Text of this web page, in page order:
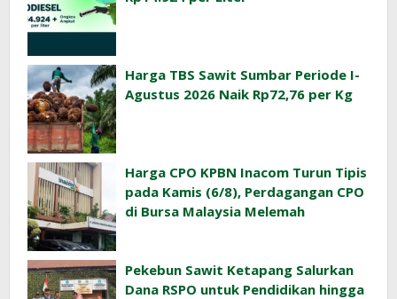
Harga TBS Sawit Sumbar Periode I-
Agustus 2026 Naik Rp72,76 per Kg
Harga CPO KPBN Inacom Turun Tipis
pada Kamis (6/8), Perdagangan CPO
di Bursa Malaysia Melemah
Pekebun Sawit Ketapang Salurkan
Dana RSPO untuk Pendidikan hingga